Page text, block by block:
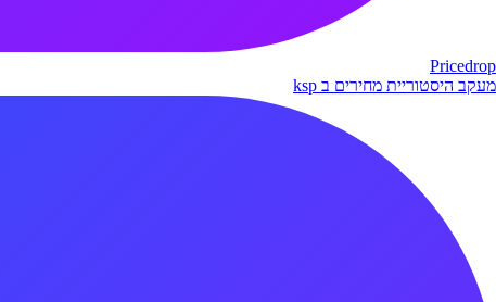
Pricedrop
מעקב היסטוריית מחירים ב ksp